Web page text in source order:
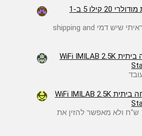
סט משקולות מודולרי 20 קילו 5 ב-1
שלום, בניסיון לרכוש ראיתי שיש דמי shipping and
מצלמת אבטחה ביתית WiFi IMILAB 2.5K
מצלמת אבטחה ביתית WiFi IMILAB 2.5K
משום מה המחיר 165 ש"ח ולא מאפשר להזין את